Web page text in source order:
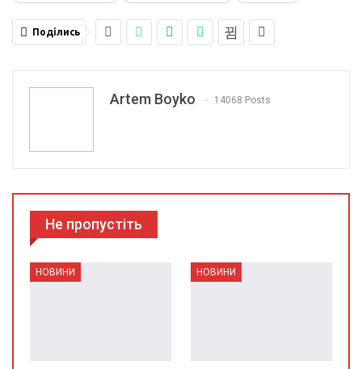
Поділись
Artem Boyko 14068 Posts
Не пропустіть
НОВИНИ НОВИНИ